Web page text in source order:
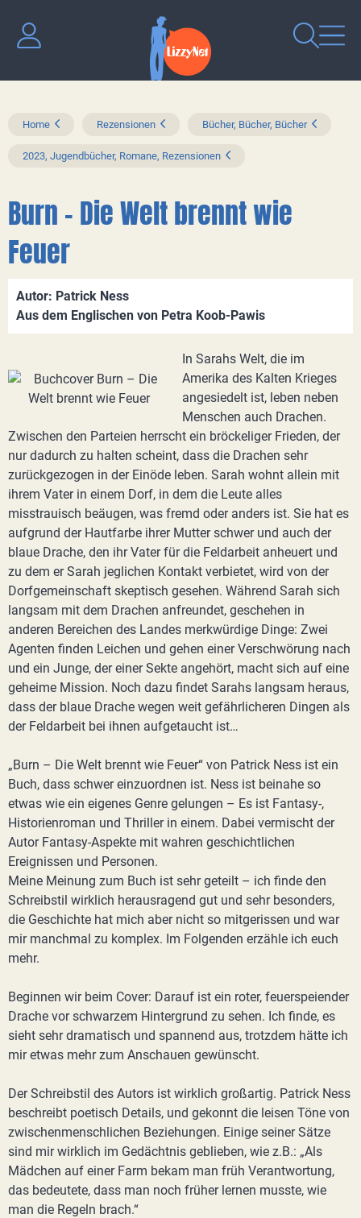
Home Rezensionen Bücher, Bücher, Bücher
2023, Jugendbücher, Romane, Rezensionen
Burn – Die Welt brennt wie
Feuer
Autor: Patrick Ness
Aus dem Englischen von Petra Koob-Pawis
In Sarahs Welt, die im
Amerika des Kalten Krieges
angesiedelt ist, leben neben
Menschen auch Drachen.
Zwischen den Parteien herrscht ein bröckeliger Frieden, der
nur dadurch zu halten scheint, dass die Drachen sehr
zurückgezogen in der Einöde leben. Sarah wohnt allein mit
ihrem Vater in einem Dorf, in dem die Leute alles
misstrauisch beäugen, was fremd oder anders ist. Sie hat es
aufgrund der Hautfarbe ihrer Mutter schwer und auch der
blaue Drache, den ihr Vater für die Feldarbeit anheuert und
zu dem er Sarah jeglichen Kontakt verbietet, wird von der
Dorfgemeinschaft skeptisch gesehen. Während Sarah sich
langsam mit dem Drachen anfreundet, geschehen in
anderen Bereichen des Landes merkwürdige Dinge: Zwei
Agenten finden Leichen und gehen einer Verschwörung nach
und ein Junge, der einer Sekte angehört, macht sich auf eine
geheime Mission. Noch dazu findet Sarahs langsam heraus,
dass der blaue Drache wegen weit gefährlicheren Dingen als
der Feldarbeit bei ihnen aufgetaucht ist…
„Burn – Die Welt brennt wie Feuer“ von Patrick Ness ist ein
Buch, dass schwer einzuordnen ist. Ness ist beinahe so
etwas wie ein eigenes Genre gelungen – Es ist Fantasy-,
Historienroman und Thriller in einem. Dabei vermischt der
Autor Fantasy-Aspekte mit wahren geschichtlichen
Ereignissen und Personen.
Meine Meinung zum Buch ist sehr geteilt – ich finde den
Schreibstil wirklich herausragend gut und sehr besonders,
die Geschichte hat mich aber nicht so mitgerissen und war
mir manchmal zu komplex. Im Folgenden erzähle ich euch
mehr.
Beginnen wir beim Cover: Darauf ist ein roter, feuerspeiender
Drache vor schwarzem Hintergrund zu sehen. Ich finde, es
sieht sehr dramatisch und spannend aus, trotzdem hätte ich
mir etwas mehr zum Anschauen gewünscht.
Der Schreibstil des Autors ist wirklich großartig. Patrick Ness
beschreibt poetisch Details, und gekonnt die leisen Töne von
zwischenmenschlichen Beziehungen. Einige seiner Sätze
sind mir wirklich im Gedächtnis geblieben, wie z.B.: „Als
Mädchen auf einer Farm bekam man früh Verantwortung,
das bedeutete, dass man noch früher lernen musste, wie
man die Regeln brach.“